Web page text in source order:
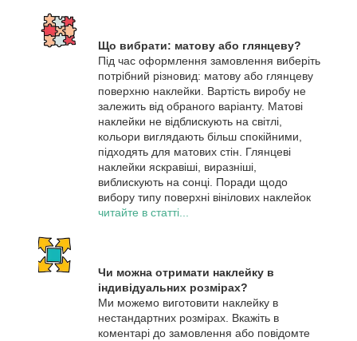
Що вибрати: матову або глянцеву?
Під час оформлення замовлення виберіть
потрібний різновид: матову або глянцеву
поверхню наклейки. Вартість виробу не
залежить від обраного варіанту. Матові
наклейки не відблискують на світлі,
кольори виглядають більш спокійними,
підходять для матових стін. Глянцеві
наклейки яскравіші, виразніші,
виблискують на сонці. Поради щодо
вибору типу поверхні вінілових наклейок
читайте в статті...
Чи можна отримати наклейку в
індивідуальних розмірах?
Ми можемо виготовити наклейку в
нестандартних розмірах. Вкажіть в
коментарі до замовлення або повідомте